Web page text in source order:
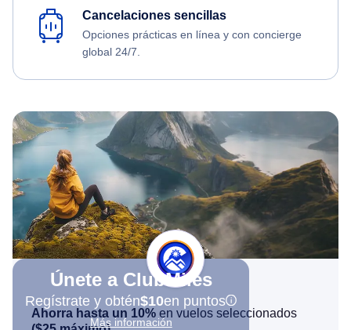
Cancelaciones sencillas
Opciones prácticas en línea y con concierge
global 24/7.
Únete a ClubMiles
Regístrate y obtén$10en puntos
Más información
Ahorra hasta un 10% en vuelos seleccionados